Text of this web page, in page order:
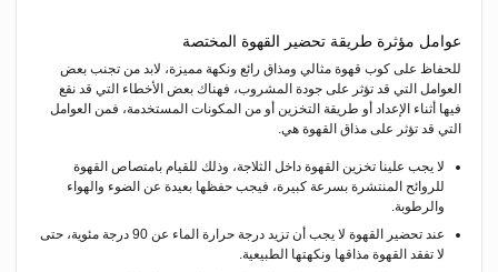
عوامل مؤثرة طريقة تحضير القهوة المختصة
للحفاظ على كوب قهوة مثالي ومذاق رائع ونكهة مميزة، لابد من تجنب بعض
العوامل التي قد تؤثر على جودة المشروب، فهناك بعض الأخطاء التي قد نقع
فيها أثناء الإعداد أو طريقة التخزين أو من المكونات المستخدمة، فمن العوامل
التي قد تؤثر على مذاق القهوة هي.
لا يجب علينا تخزين القهوة داخل الثلاجة، وذلك للقيام بامتصاص القهوة
للروائح المنتشرة بسرعة كبيرة، فيجب حفظها بعيدة عن الضوء والهواء
والرطوبة.
عند تحضير القهوة لا يجب أن تزيد درجة حرارة الماء عن 90 درجة مئوية، حتى
لا تفقد القهوة مذاقها ونكهتها الطبيعية.